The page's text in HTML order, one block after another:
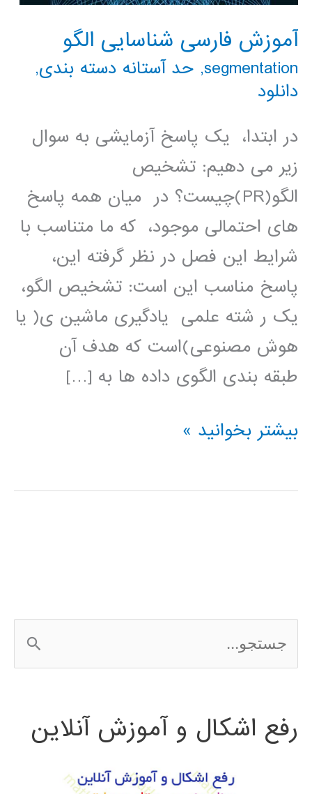
آموزش فارسی شناسایی الگو
segmentation
, حد آستانه دسته بندی,
دانلود
در ابتدا، یک پاسخ آزمایشی به سوال
زیر می دهیم: تشخیص
الگو(PR)چیست؟ در میان همه پاسخ
های احتمالی موجود، که ما متناسب با
شرایط این فصل در نظر گرفته این،
پاسخ مناسب این است: تشخیص الگو،
یک ر شته علمی یادگیری ماشین ی( یا
هوش مصنوعی)است که هدف آن
طبقه بندی الگوی داده ها به […]
آموزش
شناسایی
بیشتر بخوانید »
س
ج
رفع اشکال و آموزش آنلاین